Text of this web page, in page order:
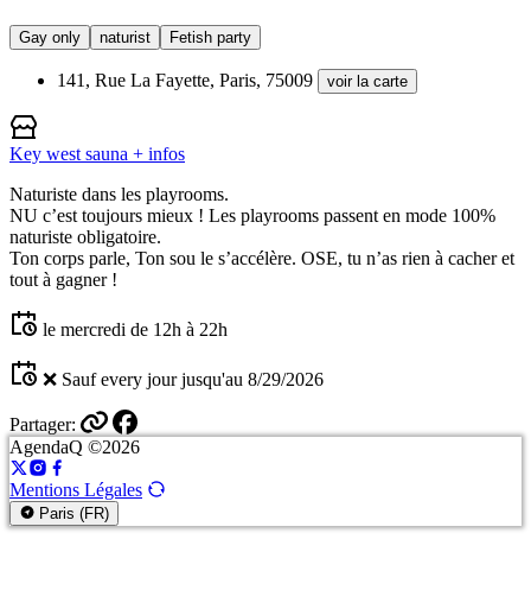
Gay only naturist Fetish party
141, Rue La Fayette, Paris, 75009 voir la carte
Key west sauna + infos
Naturiste dans les playrooms.
NU c’est toujours mieux ! Les playrooms passent en mode 100%
naturiste obligatoire.
Ton corps parle, Ton sou le s’accélère. OSE, tu n’as rien à cacher et
tout à gagner !
le mercredi de 12h à 22h
❌ Sauf every jour jusqu'au 8/29/2026
Partager:
AgendaQ ©2026
Mentions Légales
Paris (FR)